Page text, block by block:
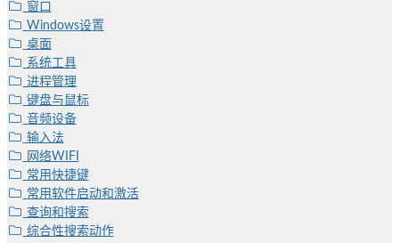
窗口
Windows设置
桌面
系统工具
进程管理
键盘与鼠标
音频设备
输入法
网络WIFI
常用快捷键
常用软件启动和激活
查询和搜索
综合性搜索动作